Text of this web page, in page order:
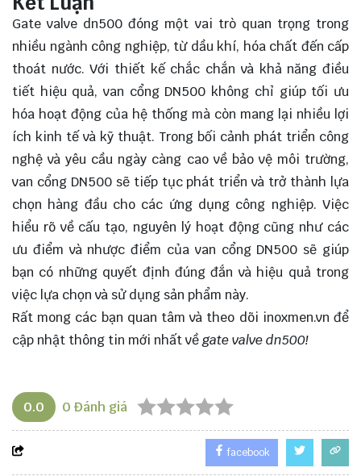
Gate valve dn500 đóng một vai trò quan trọngtrong
nhiều ngành công nghiệp, từ dầu khí, hóa chất đến cấp
thoát nước. Với thiết kế chắc chắn và khả năng điều
tiết hiệu quả, van cổng DN500 không chỉ giúp tối ưu
hóa hoạt động của hệ thống mà còn mang lại nhiều lợi
ích kinh tế và kỹ thuật. Trong bối cảnh phát triển công
nghệ và yêu cầu ngày càng cao về bảo vệ môi trường,
van cổng DN500 sẽ tiếp tục phát triển và trở thành lựa
chọn hàng đầu cho các ứng dụng công nghiệp. Việc
hiểu rõ về cấu tạo, nguyên lý hoạt động cũng như các
ưu điểm và nhược điểm của van cổng DN500 sẽ giúp
bạn có những quyết định đúng đắn và hiệu quả trong
việc lựa chọn và sử dụng sản phẩm này.
Rất mong các bạn quan tâm và theo dõi inoxmen.vn để
cập nhật thông tin mới nhất vềgate valve dn500!
0.0 0 Đánh giá
facebook